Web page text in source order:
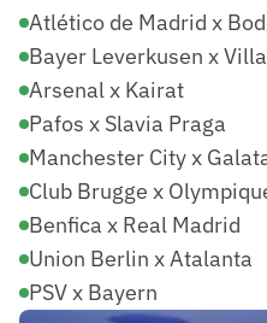
Atlético de Madrid x
Bayer Leverkusen x
Arsenal x Kairat
Pafos x Slavia Praga
Manchester City x
Club Brugge x
Benfica x Real Madrid
Union Berlin x Atalanta
PSV x Bayern